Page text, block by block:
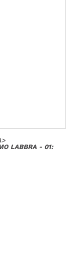
>
LABBRA - 01: